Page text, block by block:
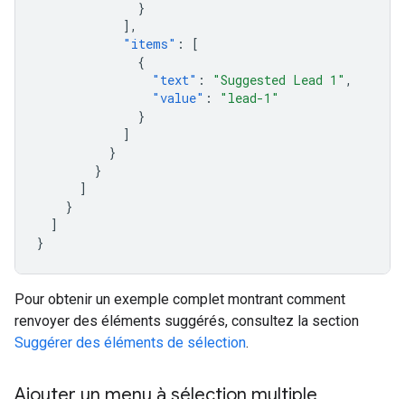
}
],
"items" :
[
{
"text" : "Suggested Lead 1" ,
"value" :
"lead-1"
}
]
}
}
]
}
]
}
Pour obtenir un exemple complet montrant comment
renvoyer des éléments suggérés, consultez la section
Suggérer des éléments de sélection.